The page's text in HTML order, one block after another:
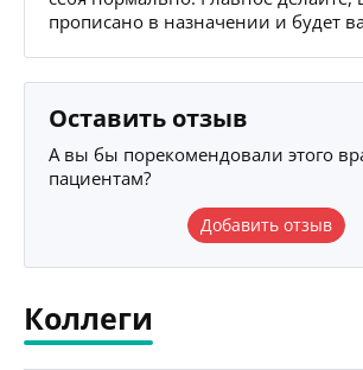
прописано в назначении и будет
Оставить отзыв
А вы бы порекомендовали этого
пациентам?
Добавить отзыв
Коллеги